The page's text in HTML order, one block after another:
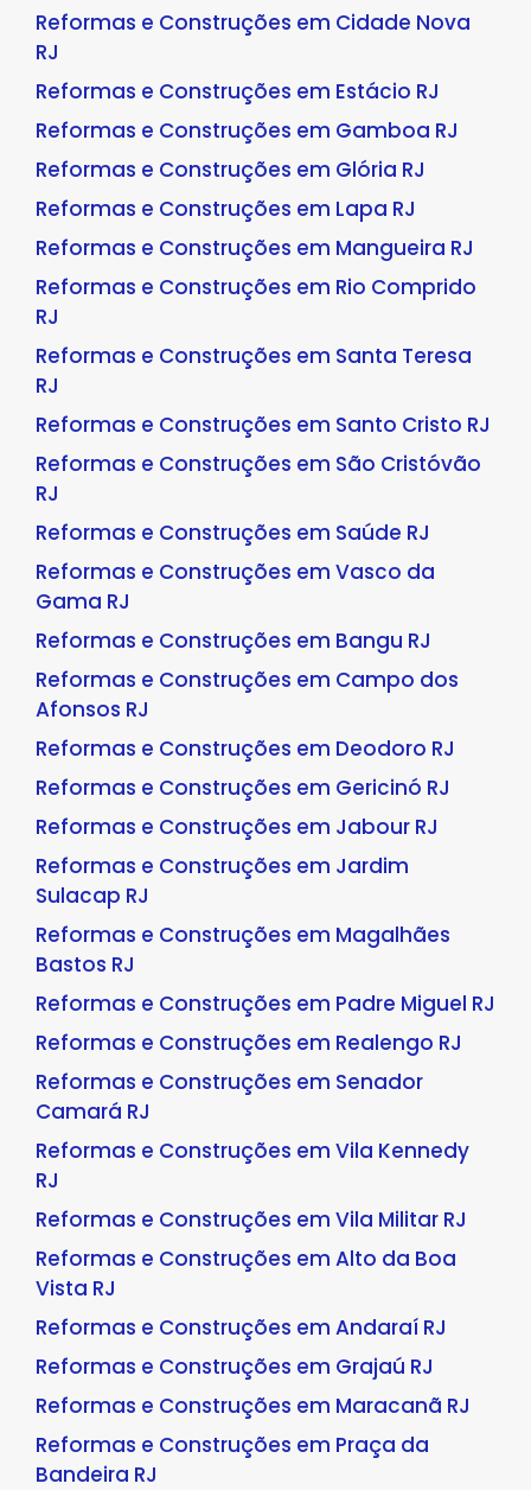
Reformas e Construções em Cidade Nova
RJ
Reformas e Construções em Estácio RJ
Reformas e Construções em Gamboa RJ
Reformas e Construções em Glória RJ
Reformas e Construções em Lapa RJ
Reformas e Construções em Mangueira RJ
Reformas e Construções em Rio Comprido
RJ
Reformas e Construções em Santa Teresa
RJ
Reformas e Construções em Santo Cristo RJ
Reformas e Construções em São Cristóvão
RJ
Reformas e Construções em Saúde RJ
Reformas e Construções em Vasco da
Gama RJ
Reformas e Construções em Bangu RJ
Reformas e Construções em Campo dos
Afonsos RJ
Reformas e Construções em Deodoro RJ
Reformas e Construções em Gericinó RJ
Reformas e Construções em Jabour RJ
Reformas e Construções em Jardim
Sulacap RJ
Reformas e Construções em Magalhães
Bastos RJ
Reformas e Construções em Padre Miguel RJ
Reformas e Construções em Realengo RJ
Reformas e Construções em Senador
Camará RJ
Reformas e Construções em Vila Kennedy
RJ
Reformas e Construções em Vila Militar RJ
Reformas e Construções em Alto da Boa
Vista RJ
Reformas e Construções em Andaraí RJ
Reformas e Construções em Grajaú RJ
Reformas e Construções em Maracanã RJ
Reformas e Construções em Praça da
Bandeira RJ